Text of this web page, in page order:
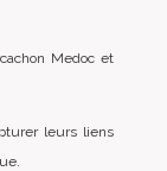
Medoc et
leurs liens